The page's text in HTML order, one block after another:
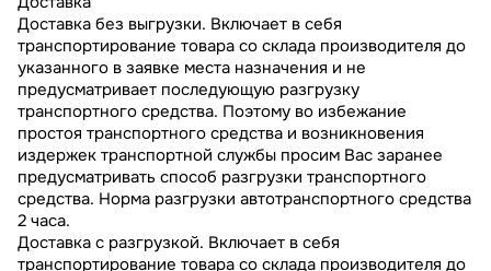
Доставка без выгрузки. Включает в себя
транспортирование товара со склада производителя до
указанного в заявке места назначения и не
предусматривает последующую разгрузку
транспортного средства. Поэтому во избежание
простоя транспортного средства и возникновения
издержек транспортной службы просим Вас заранее
предусматривать способ разгрузки транспортного
средства. Норма разгрузки автотранспортного средства
2 часа.
Доставка с разгрузкой. Включает в себя
транспортирование товара со склада производителя до